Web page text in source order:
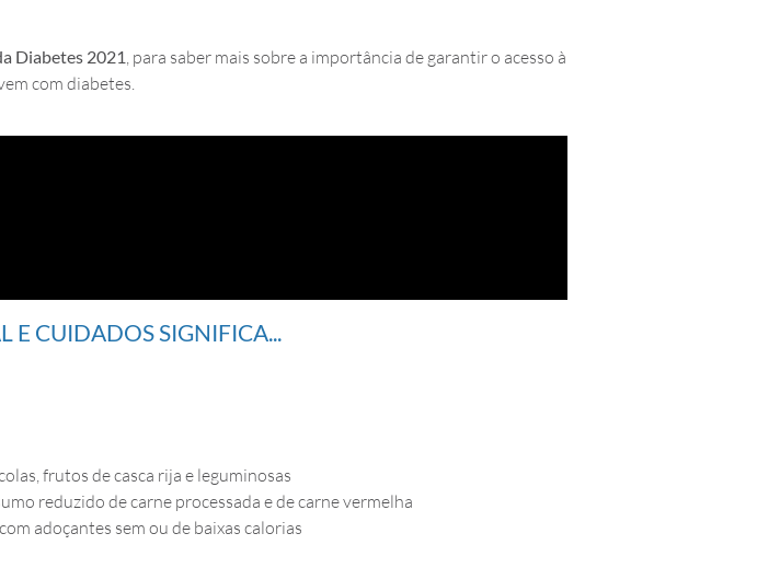
Diabetes 2021, para saber mais sobre a importância de garantir o acesso à
com diabetes.
E CUIDADOS SIGNIFICA...
frutos de casca rija e leguminosas
reduzido de carne processada e de carne vermelha
adoçantes sem ou de baixas calorias